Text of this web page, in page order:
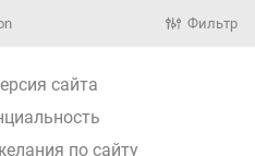
-1Фильтр
сайта
по сайту